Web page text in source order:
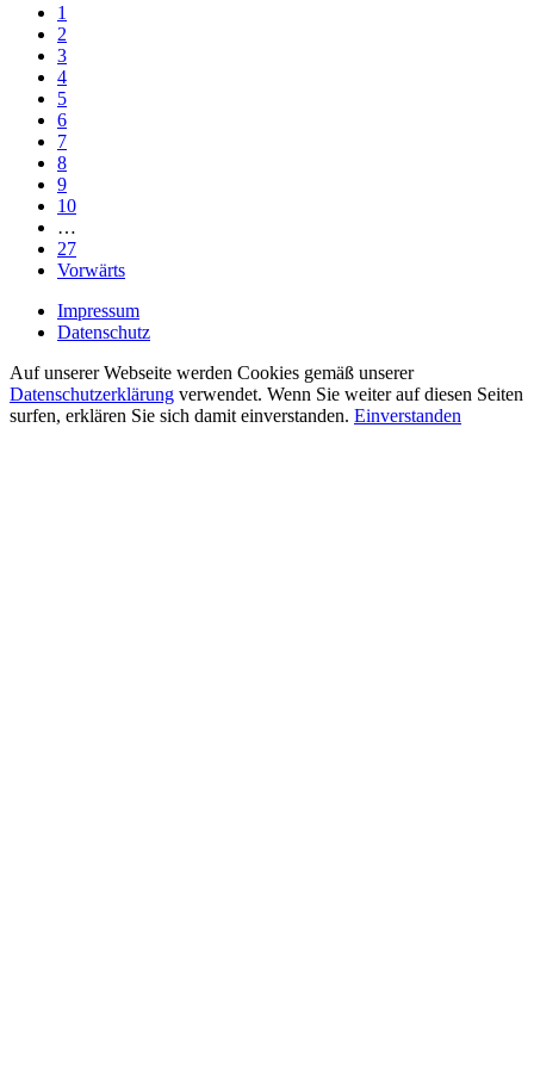
1
2
3
4
5
6
7
8
9
10
…
27
Vorwärts
Impressum
Datenschutz
Auf unserer Webseite werden Cookies gemäß unserer
Datenschutzerklärung verwendet. Wenn Sie weiter auf diesen Seiten
surfen, erklären Sie sich damit einverstanden. Einverstanden